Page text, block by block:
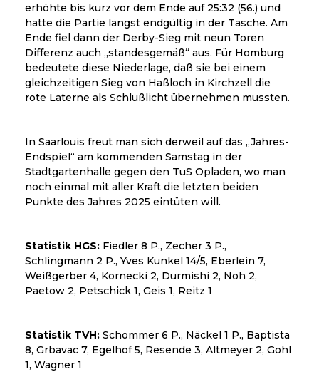
erhöhte bis kurz vor dem Ende auf 25:32 (56.) und
hatte die Partie längst endgültig in der Tasche. Am
Ende fiel dann der Derby-Sieg mit neun Toren
Differenz auch „standesgemäß“ aus. Für Homburg
bedeutete diese Niederlage, daß sie bei einem
gleichzeitigen Sieg von Haßloch in Kirchzell die
rote Laterne als Schlußlicht übernehmen mussten.
In Saarlouis freut man sich derweil auf das „Jahres-
Endspiel“ am kommenden Samstag in der
Stadtgartenhalle gegen den TuS Opladen, wo man
noch einmal mit aller Kraft die letzten beiden
Punkte des Jahres 2025 eintüten will.
Statistik HGS: Fiedler 8 P., Zecher 3 P.,
Schlingmann 2 P., Yves Kunkel 14/5, Eberlein 7,
Weißgerber 4, Kornecki 2, Durmishi 2, Noh 2,
Paetow 2, Petschick 1, Geis 1, Reitz 1
Statistik TVH: Schommer 6 P., Näckel 1 P., Baptista
8, Grbavac 7, Egelhof 5, Resende 3, Altmeyer 2, Gohl
1, Wagner 1